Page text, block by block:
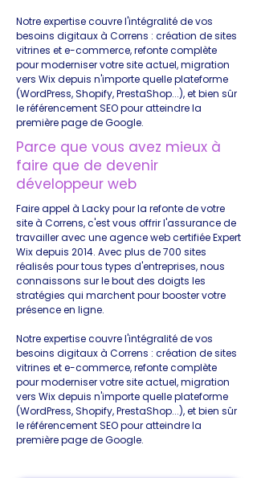
Notre expertise couvre l'intégralité de vos
besoins digitaux à Correns : création de sites
vitrines et e-commerce, refonte complète
pour moderniser votre site actuel, migration
vers Wix depuis n'importe quelle plateforme
(WordPress, Shopify, PrestaShop...), et bien sûr
le référencement SEO pour atteindre la
première page de Google.
Parce que vous avez mieux à
faire que de devenir
développeur web
Faire appel à Lacky pour la refonte de votre
site à Correns, c'est vous offrir l'assurance de
travailler avec une agence web certifiée Expert
Wix depuis 2014. Avec plus de 700 sites
réalisés pour tous types d'entreprises, nous
connaissons sur le bout des doigts les
stratégies qui marchent pour booster votre
présence en ligne.
Notre expertise couvre l'intégralité de vos
besoins digitaux à Correns : création de sites
vitrines et e-commerce, refonte complète
pour moderniser votre site actuel, migration
vers Wix depuis n'importe quelle plateforme
(WordPress, Shopify, PrestaShop...), et bien sûr
le référencement SEO pour atteindre la
première page de Google.